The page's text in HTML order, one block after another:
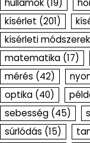
hullámok (19)
kísérlet (201)
kísérleti módszerek
matematika (17)
mérés (42)
optika (40)
sebesség (45)
súrlódás (15)